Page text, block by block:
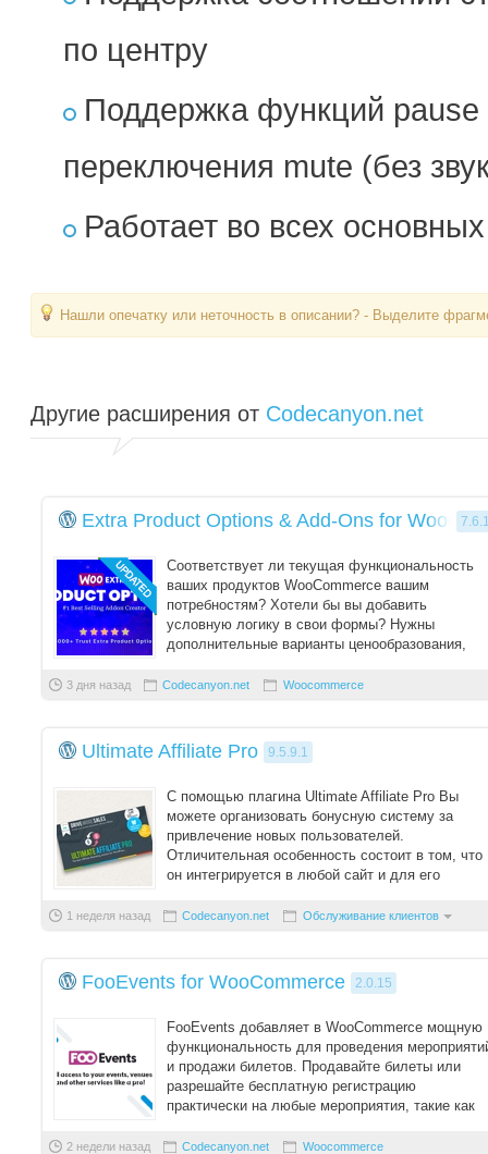
по центру
Поддержка функций pause
переключения mute (без
Работает во всех
Нашли опечатку или неточность в описании? - Выделите
Другие расширения от Codecanyon.net
Extra Product Options & Add-Ons for
Соответствует ли текущая функциональность
ваших продуктов WooCommerce вашим
потребностям? Хотели бы вы добавить
условную логику в свои формы? Нужны
дополнительные варианты ценообразования,
3 дня назад Codecanyon.net Woocommerce
Ultimate Affiliate Pro 9.5.9.1
С помощью плагина Ultimate Affiliate Pro Вы
можете организовать бонусную систему за
привлечение новых пользователей.
Отличительная особенность состоит в том, что
он интегрируется в любой сайт и для его
1 неделя назад Codecanyon.net Обслуживание клиентов
FooEvents for WooCommerce 2.0.15
FooEvents добавляет в WooCommerce мощную
функциональность для проведения
и продажи билетов. Продавайте билеты или
разрешайте бесплатную регистрацию
практически на любые мероприятия, такие как
2 недели назад Codecanyon.net Woocommerce